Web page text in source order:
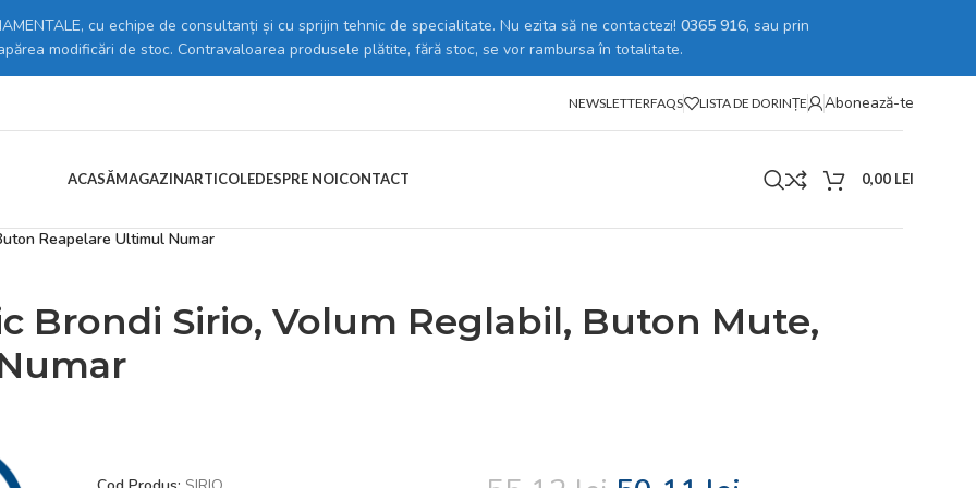
cu echipe de consultanți și cu sprijin tehnic de specialitate. Nu ezita să ne contactezi! 0365 916, sau prin
modificări de stoc. Contravaloarea produsele plătite, fără stoc, se vor rambursa în totalitate.
NEWSLETTERFAQS LISTA DE DORINȚE Abonează-te
ACASĂMAGAZINARTICOLEDESPRE NOICONTACT 0,00 LEI
Reapelare Ultimul Numar
Brondi Sirio, Volum Reglabil, Buton Mute,